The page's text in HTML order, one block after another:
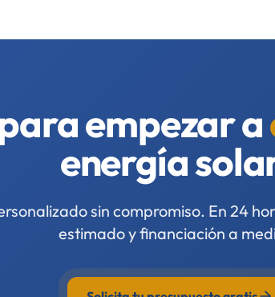
empezar a
energía
sin compromiso. En 24
estimado y financiación a